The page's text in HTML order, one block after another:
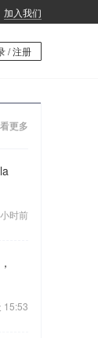
加入我们
/ 注册
更多
时前
15:53